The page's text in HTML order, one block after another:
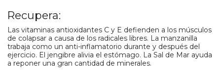
Recupera:
Las vitaminas antioxidantes C y E defienden a los músculos
de colapsar a causa de los radicales libres. La manzanilla
trabaja como un anti-inflamatorio durante y después del
ejercicio. El jengibre alivia el estómago. La Sal de Mar ayuda
a reponer una gran cantidad de minerales.